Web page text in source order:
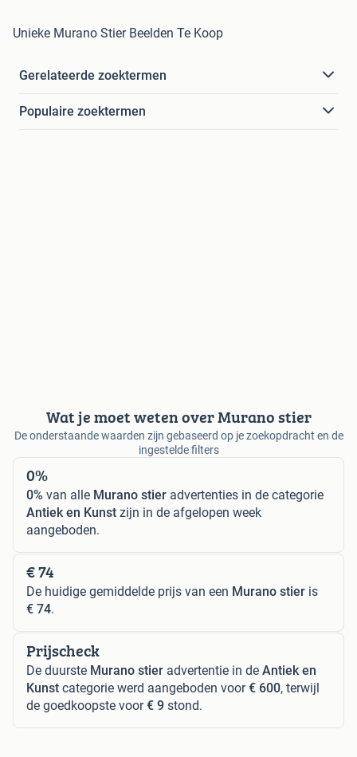
Unieke Murano Stier Beelden Te Koop
Gerelateerde zoektermen
Populaire zoektermen
Wat je moet weten over Murano stier
De onderstaande waarden zijn gebaseerd op je zoekopdracht en de
ingestelde filters
0%
0% van alle Murano stier advertenties in de categorie
Antiek en Kunst zijn in de afgelopen week
aangeboden.
€ 74
De huidige gemiddelde prijs van een Murano stier is
€ 74.
Prijscheck
De duurste Murano stier advertentie in de Antiek en
Kunst categorie werd aangeboden voor€ 600, terwijl
de goedkoopste voor€ 9 stond.